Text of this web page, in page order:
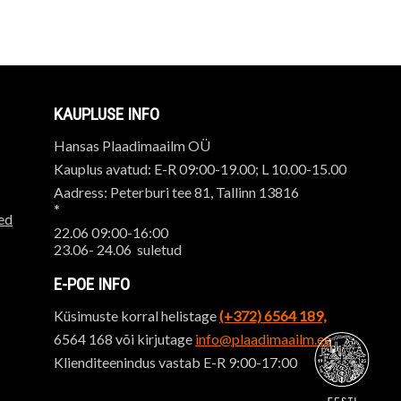
KAUPLUSE INFO
Hansas Plaadimaailm OÜ
Kauplus avatud: E-R 09:00-19.00; L 10.00-15.00
Aadress: Peterburi tee 81, Tallinn 13816
*
22.06 09:00-16:00
23.06- 24.06 suletud
E-POE INFO
Küsimuste korral helistage(+372) 6564 189,
6564 168 või kirjutage info@plaadimaailm.ee
Klienditeenindus vastab E-R 9:00-17:00